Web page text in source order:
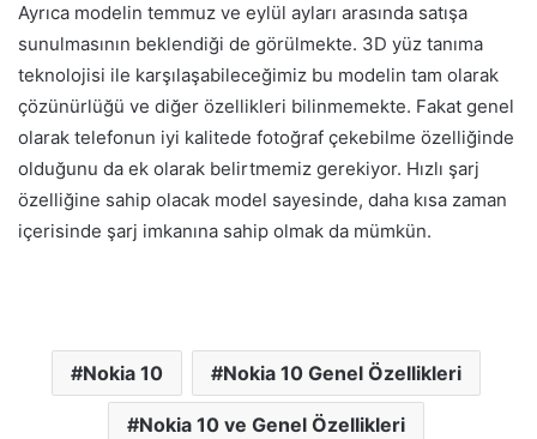
Ayrıca modelin temmuz ve eylül ayları arasında satışa
sunulmasının beklendiği de görülmekte. 3D yüz tanıma
teknolojisi ile karşılaşabileceğimiz bu modelin tam olarak
çözünürlüğü ve diğer özellikleri bilinmemekte. Fakat genel
olarak telefonun iyi kalitede fotoğraf çekebilme özelliğinde
olduğunu da ek olarak belirtmemiz gerekiyor. Hızlı şarj
özelliğine sahip olacak model sayesinde, daha kısa zaman
içerisinde şarj imkanına sahip olmak da mümkün.
Nokia 10 Nokia 10 Genel Özellikleri
Nokia 10 ve Genel Özellikleri